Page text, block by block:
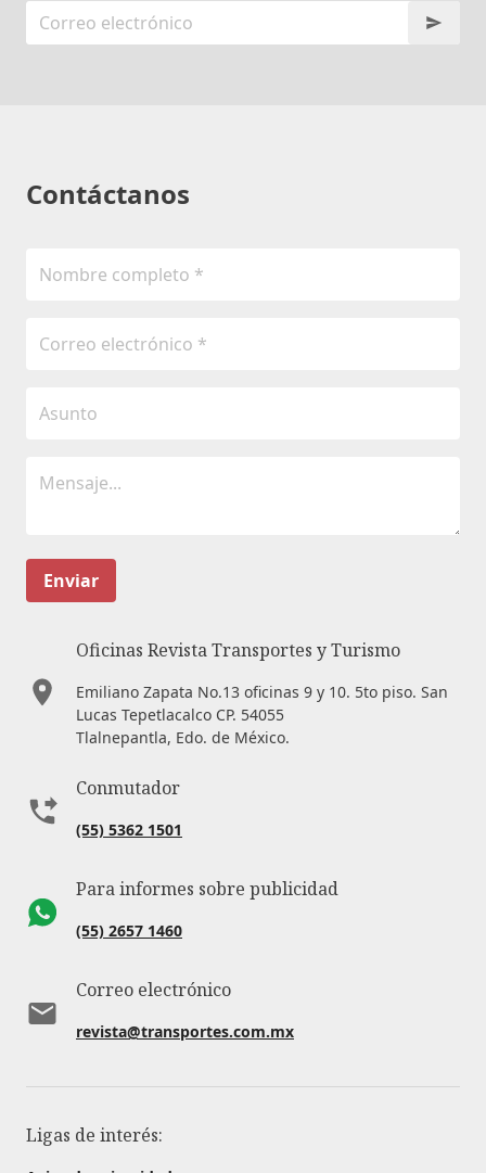
Contáctanos
Enviar
Oficinas Revista Transportes y Turismo
Emiliano Zapata No.13 oficinas 9 y 10. 5to piso. San
Lucas Tepetlacalco CP. 54055
Tlalnepantla, Edo. de México.
Conmutador
(55) 5362 1501
Para informes sobre publicidad
(55) 2657 1460
Correo electrónico
revista@transportes.com.mx
Ligas de interés: